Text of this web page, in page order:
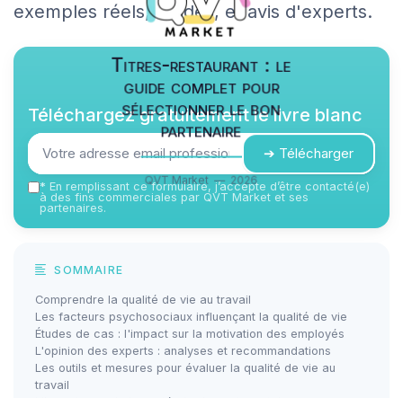
exemples réels, études, et avis d'experts.
Titres-restaurant : le
guide complet pour
sélectionner le bon
partenaire
QVT Market — 2026
Téléchargez gratuitement le livre blanc
➔ Télécharger
* En remplissant ce formulaire, j’accepte d’être contacté(e)
à des fins commerciales par QVT Market et ses
partenaires.
SOMMAIRE
Comprendre la qualité de vie au travail
Les facteurs psychosociaux influençant la qualité de vie
Études de cas : l'impact sur la motivation des employés
L'opinion des experts : analyses et recommandations
Les outils et mesures pour évaluer la qualité de vie au
travail